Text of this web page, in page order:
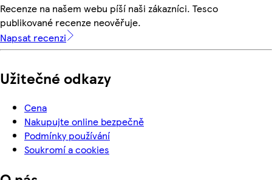
Recenze na našem webu píší naši zákazníci. Tesco
publikované recenze neověřuje.
Napsat recenzi
Užitečné odkazy
Cena
Nakupujte online bezpečně
Podmínky používání
Soukromí a cookies